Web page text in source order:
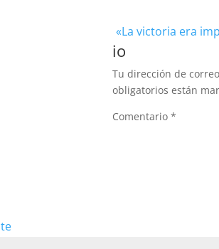
«La victoria era
io
Tu dirección de
obligatorios están
Comentario*